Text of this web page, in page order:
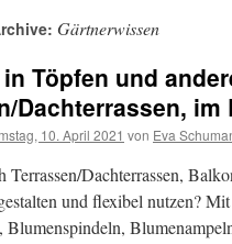
Gärtnerwissen
Töpfen und
Dachterrassen,
10. April 2021 von Eva
Terrassen/Dachterrassen,
und flexibel nutzen?
Blumenspindeln,